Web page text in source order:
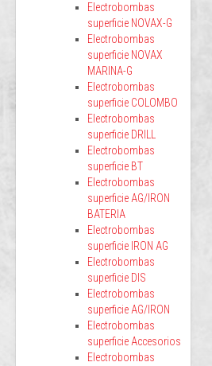
Electrobombas
superficie NOVAX-G
Electrobombas
superficie NOVAX
MARINA-G
Electrobombas
superficie COLOMBO
Electrobombas
superficie DRILL
Electrobombas
superficie BT
Electrobombas
superficie AG/IRON
BATERIA
Electrobombas
superficie IRON AG
Electrobombas
superficie DIS
Electrobombas
superficie AG/IRON
Electrobombas
superficie Accesorios
Electrobombas